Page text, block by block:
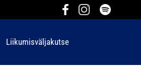
Liikumisväljakutse